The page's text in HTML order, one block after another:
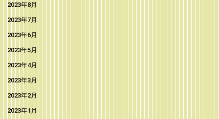
2023年8月
2023年7月
2023年6月
2023年5月
2023年4月
2023年3月
2023年2月
2023年1月